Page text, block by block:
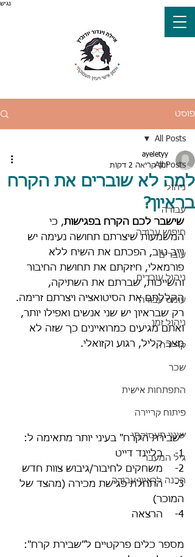
נגיש
פוסט
All Posts
ניהול
עבודה
חיפוש עבודה
עובדים
ניהול עובדים
עומס עבודה
ניהול זמן
קריירה
שכר
התפתחות אישית
פיתוח קריירה
שינוי תעסוקתי
גיל המעבר
הכנה לראיון עבודה
All Posts
למה לא שוברים את הקרח
בראיון?
ayeletyy
זמן קריאה 2 דקות
שישבר לכם הקרח בפגישות, כי
המשמעות שיצרתם תחושה נעימה יש
וייב טוב, הפכתם את השיח ללא
פורמאלי, חיזקתם את תחושת החיבור
והשייכות, שברתם את השתיקה,
הקללתם את הסיטואציה ויצרתם זרימה.
רק שבראיון יש שני אנשים ואפילו יותר,
ואתם מגיעים כמרואיינים כך שזה לא
מצב קליל, רגוע וקזואלי.
"שבירת הקרח" בעיני יותר מתאימה ל:
1-    בליינד דייט
2-    משחקים לחיבור/גיבוש צוות חדש
3-    התחלת פגישת מכירה (מהצד של
המוכר)
4-    הרצאה
מספר כלים פרקטיים ל"שבירת קרח":